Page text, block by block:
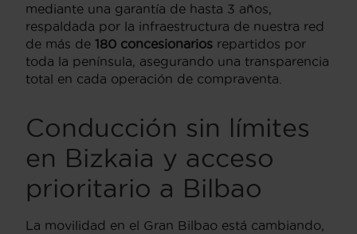
mediante una garantía de hasta 3 años,
respaldada por la infraestructura de nuestra red
de más de 180 concesionarios repartidos por
toda la península, asegurando una transparencia
total en cada operación de compraventa.
Conducción sin límites
en Bizkaia y acceso
prioritario a Bilbao
La movilidad en el Gran Bilbao está cambiando,